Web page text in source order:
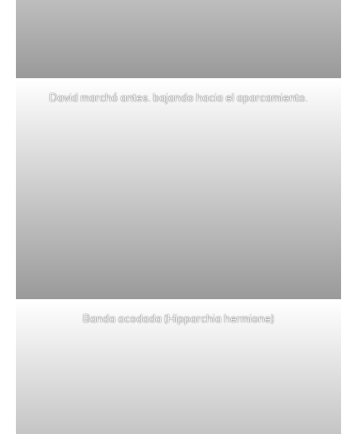
David marchó antes. bajando hacia el aparcamiento.
Banda acodada (Hipparchia hermione)